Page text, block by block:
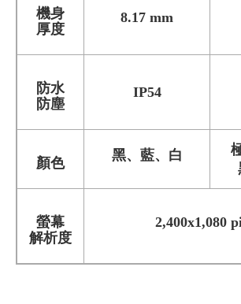
機身
厚度
8.17 mm
防水
防塵
IP54
顏色 黑、藍、白
螢幕
解析度
2,400x1,080